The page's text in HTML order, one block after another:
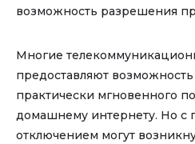
возможность разрешения
Многие
предоставляют возможность
практически мгновенного
домашнему интернету. Но с
отключением могут